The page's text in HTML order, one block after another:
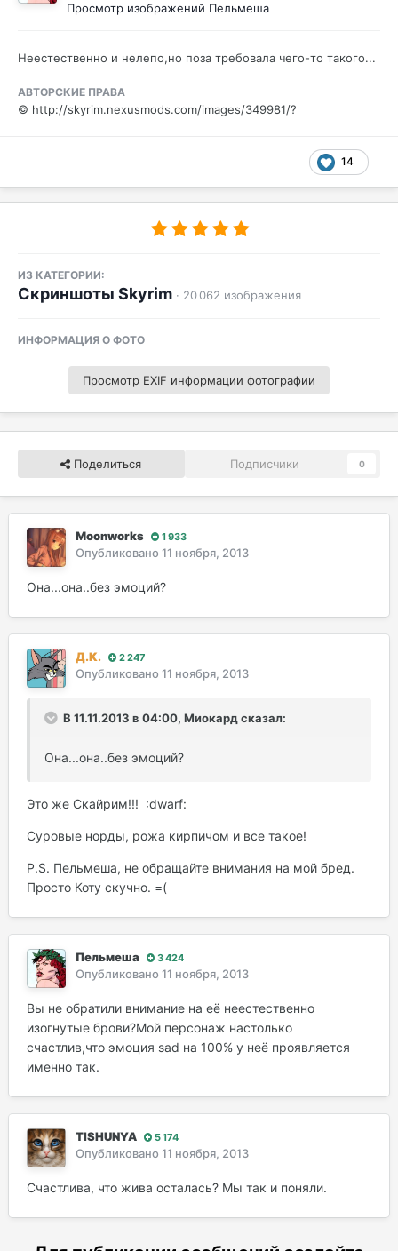
Просмотр изображений Пельмеша
Неестественно и нелепо,но поза требовала чего-то такого...
АВТОРСКИЕ ПРАВА
© http://skyrim.nexusmods.com/images/349981/?
14
ИЗ КАТЕГОРИИ:
Скриншоты Skyrim · 20 062 изображения
ИНФОРМАЦИЯ О ФОТО
Просмотр EXIF информации фотографии
Поделиться Подписчики 0
Moonworks 1 933
Опубликовано 11 ноября, 2013
Она...она..без эмоций?
Д.К. 2 247
Опубликовано 11 ноября, 2013
В 11.11.2013 в 04:00, Миокард сказал:
Она...она..без эмоций?
Это же Скайрим!!! :dwarf:
Суровые норды, рожа кирпичом и все такое!
P.S. Пельмеша, не обращайте внимания на мой бред.
Просто Коту скучно. =(
Пельмеша 3 424
Опубликовано 11 ноября, 2013
Вы не обратили внимание на её неестественно
изогнутые брови?Мой персонаж настолько
счастлив,что эмоция sad на 100% у неё проявляется
именно так.
TISHUNYA 5 174
Опубликовано 11 ноября, 2013
Счастлива, что жива осталась? Мы так и поняли.